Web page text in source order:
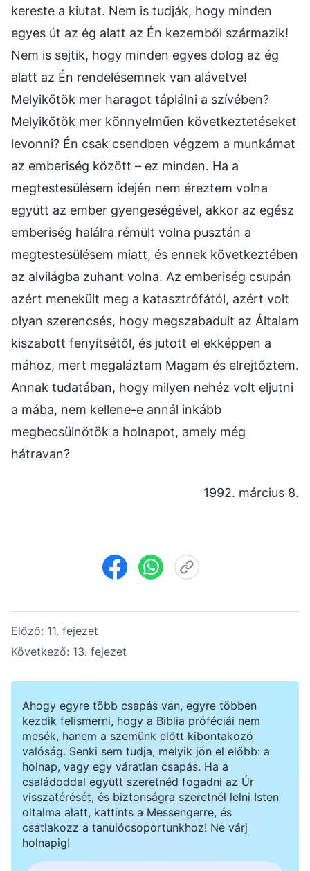
kereste a kiutat. Nem is tudják, hogy minden
egyes út az ég alatt az Én kezemből származik!
Nem is sejtik, hogy minden egyes dolog az ég
alatt az Én rendelésemnek van alávetve!
Melyikőtök mer haragot táplálni a szívében?
Melyikőtök mer könnyelműen következtetéseket
levonni? Én csak csendben végzem a munkámat
az emberiség között – ez minden. Ha a
megtestesülésem idején nem éreztem volna
együtt az ember gyengeségével, akkor az egész
emberiség halálra rémült volna pusztán a
megtestesülésem miatt, és ennek következtében
az alvilágba zuhant volna. Az emberiség csupán
azért menekült meg a katasztrófától, azért volt
olyan szerencsés, hogy megszabadult az Általam
kiszabott fenyítsétől, és jutott el ekképpen a
mához, mert megaláztam Magam és elrejtőztem.
Annak tudatában, hogy milyen nehéz volt eljutni
a mába, nem kellene-e annál inkább
megbecsülnötök a holnapot, amely még
hátravan?
1992. március 8.
Előző: 11. fejezet
Következő: 13. fejezet
Ahogy egyre több csapás van, egyre többen
kezdik felismerni, hogy a Biblia próféciái nem
mesék, hanem a szemünk előtt kibontakozó
valóság. Senki sem tudja, melyik jön el előbb: a
holnap, vagy egy váratlan csapás. Ha a
családoddal együtt szeretnéd fogadni az Úr
visszatérését, és biztonságra szeretnél lelni Isten
oltalma alatt, kattints a Messengerre, és
csatlakozz a tanulócsoportunkhoz! Ne várj
holnapig!